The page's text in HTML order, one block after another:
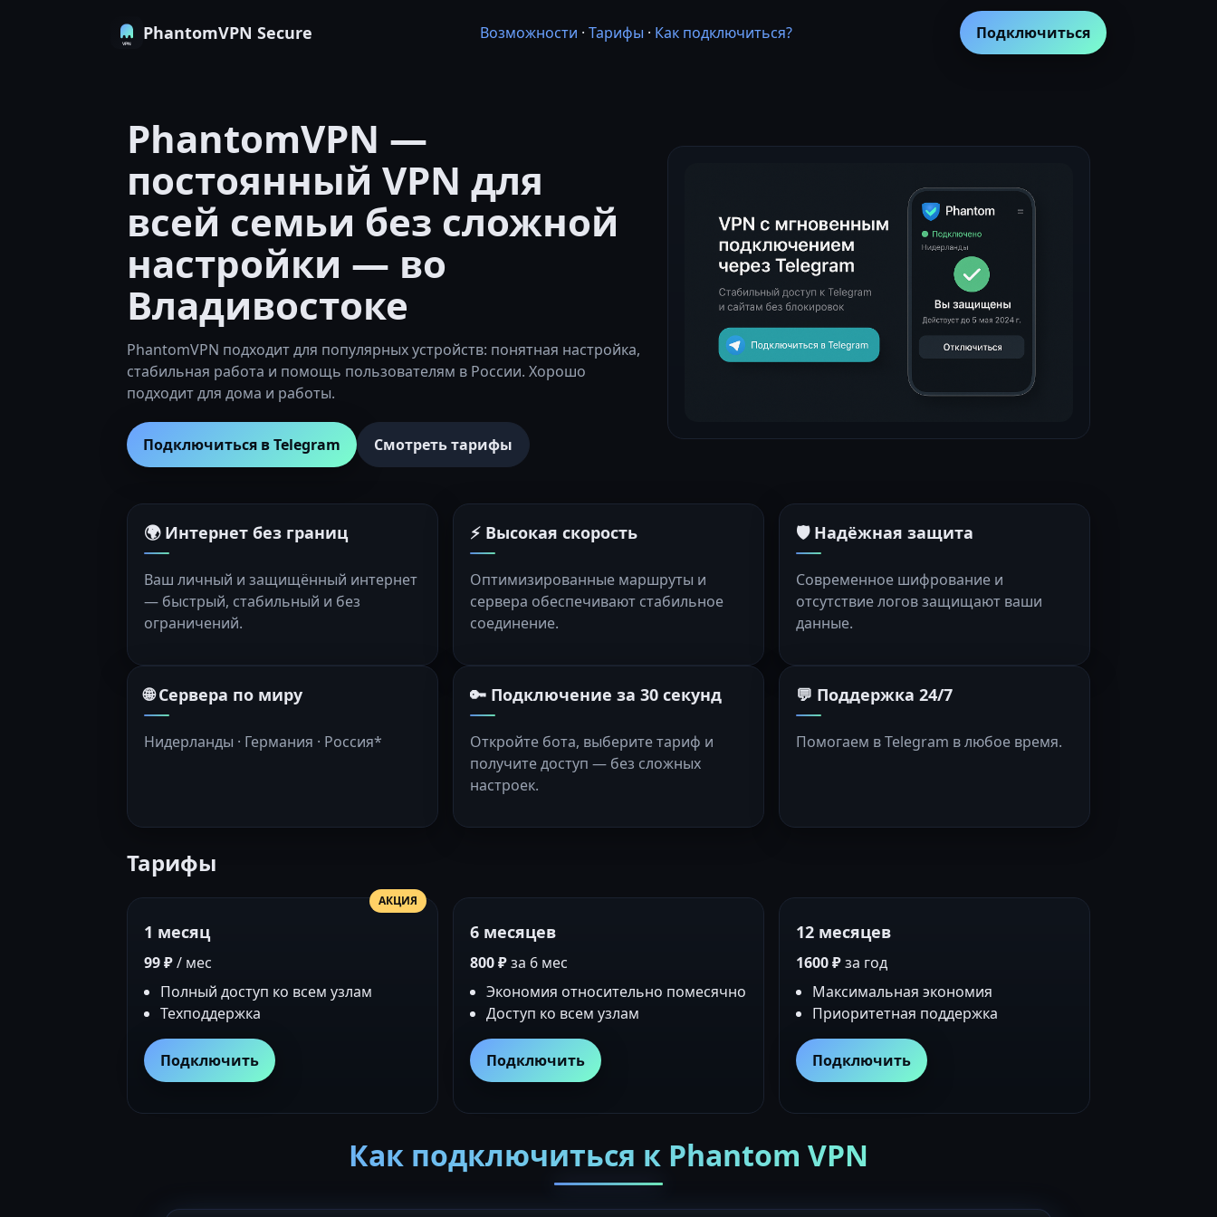
PhantomVPN Secure Возможности · Тарифы · Как подключиться? Подключиться
PhantomVPN —
постоянный VPN для
всей семьи без сложной
настройки — во
Владивостоке
PhantomVPN подходит для популярных устройств: понятная настройка,
стабильная работа и помощь пользователям в России. Хорошо
подходит для дома и работы.
Подключиться в Telegram Смотреть тарифы
🌍 Интернет без границ
Ваш личный и защищённый интернет
— быстрый, стабильный и без
ограничений.
⚡ Высокая скорость
Оптимизированные маршруты и
сервера обеспечивают стабильное
соединение.
🛡️ Надёжная защита
Современное шифрование и
отсутствие логов защищают ваши
данные.
🌐 Сервера по миру
Нидерланды · Германия · Россия*
🔑 Подключение за 30 секунд
Откройте бота, выберите тариф и
получите доступ — без сложных
настроек.
💬 Поддержка 24/7
Помогаем в Telegram в любое время.
Тарифы
АКЦИЯ
1 месяц
99 ₽/ мес
Полный доступ ко всем узлам
Техподдержка
Подключить
6 месяцев
800 ₽за 6 мес
Экономия относительно помесячно
Доступ ко всем узлам
Подключить
12 месяцев
1600 ₽за год
Максимальная экономия
Приоритетная поддержка
Подключить
Как подключиться к Phantom VPN